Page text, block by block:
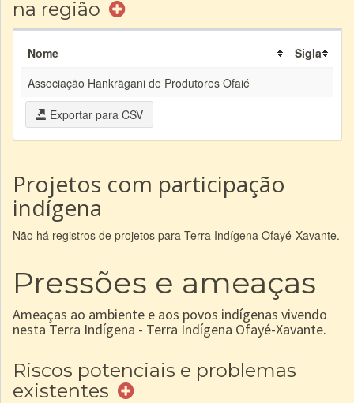
na região
Nome
Sigla
Associação Hankrägani de Produtores Ofaié
Exportar para CSV
Projetos com participação
indígena
Não há registros de projetos para Terra Indígena Ofayé-Xavante.
Pressões e ameaças
Ameaças ao ambiente e aos povos indígenas vivendo
nesta Terra Indígena - Terra Indígena Ofayé-Xavante.
Riscos potenciais e problemas
existentes